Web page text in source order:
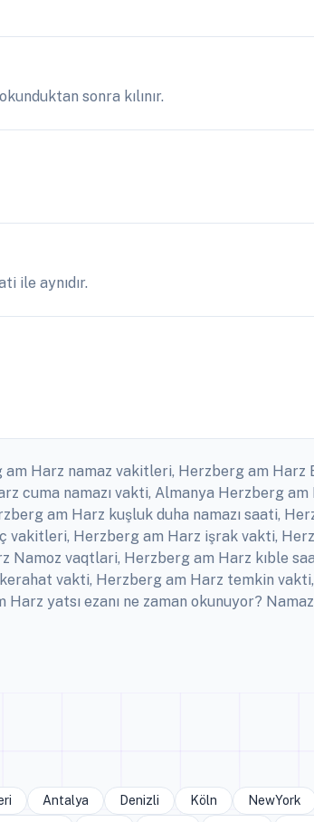
sonra kılınır.
ile aynıdır.
Harz namaz vakitleri, Herzberg am Harz
cuma namazı vakti, Almanya Herzberg am
am Harz kuşluk duha namazı saati,
vakitleri, Herzberg am Harz işrak vakti,
Namoz vaqtlari, Herzberg am Harz kıble
vakti, Herzberg am Harz temkin vakti,
yatsı ezanı ne zaman okunuyor?
Antalya Denizli Köln
NewYork